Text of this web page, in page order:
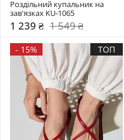
Роздільний купальник на
зав'язках KU-1065
1 239 ₴ 1 549 ₴
- 15% ТОП